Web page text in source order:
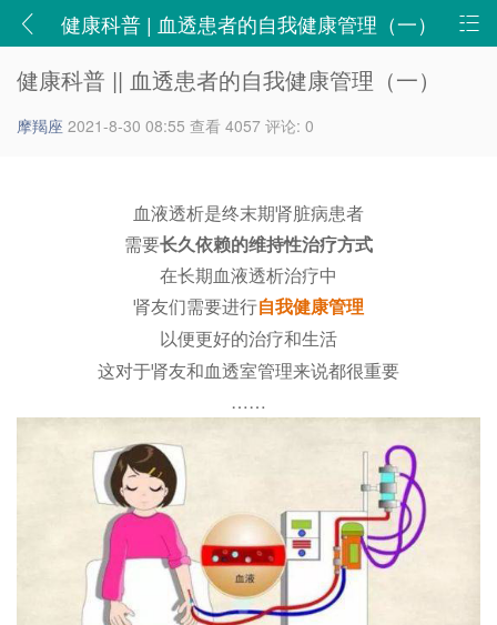
健康科普 | 血透患者的自我健康管理（一）
- 健康科普 - 新津志辉医院-二级甲等综合医院,四川省志
辉医院有限责任公司
健康科普 || 血透患者的自我健康管理（一）
摩羯座 2021-8-30 08:55 查看 4057 评论: 0
血液透析是终末期肾脏病患者
需要长久依赖的维持性治疗方式
在长期血液透析治疗中
肾友们需要进行自我健康管理
以便更好的治疗和生活
这对于肾友和血透室管理来说都很重要
……